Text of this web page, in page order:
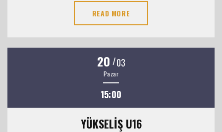
READ MORE
20 /03
Pazar
15:00
YÜKSELİŞ U16